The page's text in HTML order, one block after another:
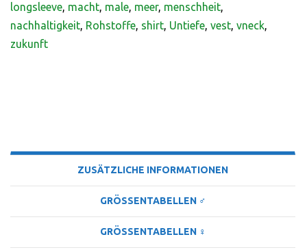
longsleeve, macht, male, meer, menschheit,
nachhaltigkeit, Rohstoffe, shirt, Untiefe, vest, vneck,
zukunft
ZUSÄTZLICHE INFORMATIONEN
GRÖSSENTABELLEN ♂
GRÖSSENTABELLEN ♀